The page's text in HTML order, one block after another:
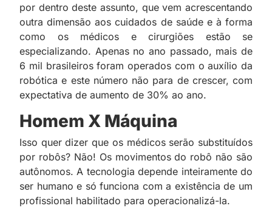
por dentro deste assunto, que vem acrescentando
outra dimensão aos cuidados de saúde e à forma
como os médicos e cirurgiões estão se
especializando. Apenas no ano passado, mais de
6 mil brasileiros foram operados com o auxílio da
robótica e este número não para de crescer, com
expectativa de aumento de 30% ao ano.
Homem X Máquina
Isso quer dizer que os médicos serão substituídos
por robôs? Não! Os movimentos do robô não são
autônomos. A tecnologia depende inteiramente do
ser humano e só funciona com a existência de um
profissional habilitado para operacionalizá-la.